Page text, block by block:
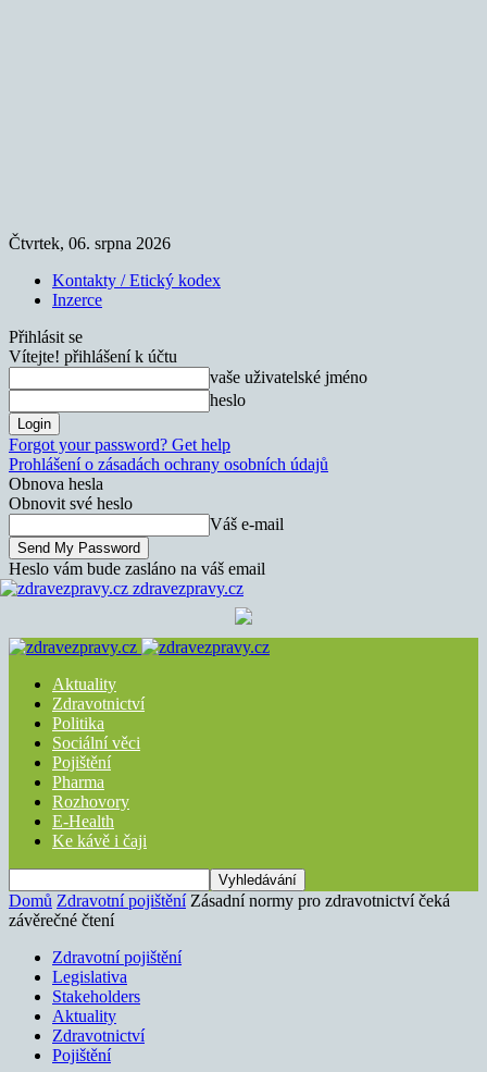
Čtvrtek, 06. srpna 2026
Kontakty / Etický kodex
Inzerce
Přihlásit se
Vítejte! přihlášení k účtu
vaše uživatelské jméno
heslo
Forgot your password? Get help
Prohlášení o zásadách ochrany osobních údajů
Obnova hesla
Obnovit své heslo
Váš e-mail
Heslo vám bude zasláno na váš email
zdravezpravy.cz
Aktuality
Zdravotnictví
Politika
Sociální věci
Pojištění
Pharma
Rozhovory
E-Health
Ke kávě i čaji
Domů Zdravotní pojištění Zásadní normy pro zdravotnictví čeká
závěrečné čtení
Zdravotní pojištění
Legislativa
Stakeholders
Aktuality
Zdravotnictví
Pojištění